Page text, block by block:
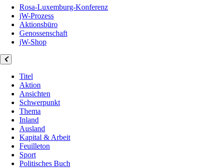
Rosa-Luxemburg-Konferenz
jW-Prozess
Aktionsbüro
Genossenschaft
jW-Shop
Titel
Aktion
Ansichten
Schwerpunkt
Thema
Inland
Ausland
Kapital & Arbeit
Feuilleton
Sport
Politisches Buch